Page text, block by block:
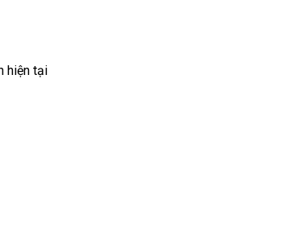
hiện tại